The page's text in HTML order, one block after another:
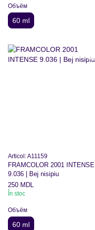
Объём
60 ml
Articol: A11159
FRAMCOLOR 2001 INTENSE
9.036 | Bej nisipiu
250 MDL
În stoc
Объём
60 ml